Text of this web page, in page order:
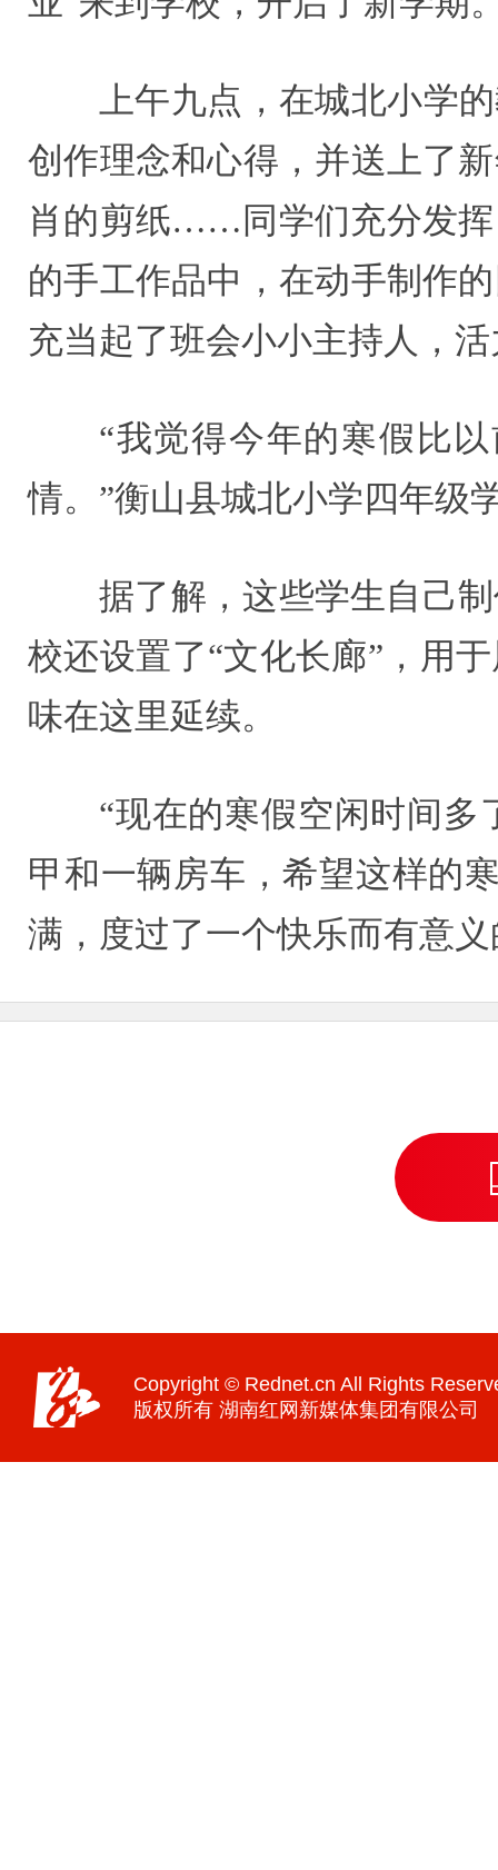
上午九点，在城北小学
创作理念和心得，并送上了
肖的剪纸……同学们充分发挥
的手工作品中，在动手制作
充当起了班会小小主持人，
“我觉得今年的寒假比
情。”衡山县城北小学四年级
据了解，这些学生自己
校还设置了“文化长廊”，用
味在这里延续。
“现在的寒假空闲时间
甲和一辆房车，希望这样的
满，度过了一个快乐而有意
Copyright © Rednet.cn All Rights
版权所有 湖南红网新媒体集团有限公司